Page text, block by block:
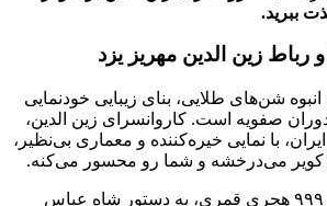
ببرید.
رباط زین الدین مهریز یزد
شن‌های طلایی، بنای زیبایی خودنمایی
صفویه است. کاروانسرای زین الدین،
با نمایی خیره‌کننده و معماری بی‌نظیر،
کویر می‌درخشه و شما رو محسور می‌کنه.
این کاروانسرا در سال ۹۹۹ هجری قمری، به دستور شاه عباس